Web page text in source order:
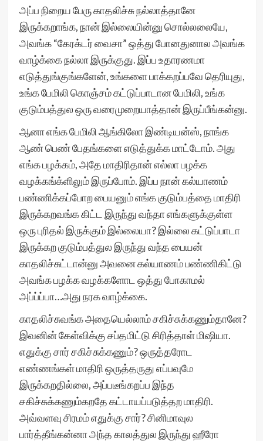
அப்ப நிறைய பேரு காதலிச்சு நல்லாத்தானே
இருக்கறாங்க, நான் இல்லையின்னு சொல்லலையே,
அவங்க “கேரக்டர் வைசா” ஒத்து போனதுனால அவங்க
வாழ்க்கை நல்லா இருக்குது. இப்ப உதாரணமா
எடுத்துங்குங்களேன், உங்களை பாக்கறப்பவே தெரியுது,
உங்க பேமிலி கொஞ்சம் கட்டுப்பாடான பேமிலி, உங்க
குடும்பத்துல ஒரு வரைமுறையாத்தான் இருப்பீங்கன்னு.
ஆனா எங்க பேமிலி ஆங்கிலோ இண்டியன்ஸ், நாங்க
ஆண் பெண் பேதங்களை எடுத்துக்க மாட்டோம். அது
எங்க பழக்கம், அதே மாதிரிதான் எல்லா பழக்க
வழக்கங்க்ளிலும் இருப்போம். இப்ப நான் கல்யாணம்
பண்ணிக்கப்போற பையனும் எங்க குடும்பத்தை மாதிரி
இருக்கறவங்க கிட்ட இருந்து வந்தா எங்களுக்குள்ள
ஒரு புரிதல் இருக்கும் இல்லையா? இல்லை கட்டுப்பாடா
இருக்கற குடும்பத்துல இருந்து வந்த பையன்
காதலிச்சுட்டான்னு அவனை கல்யாணம் பண்ணிகிட்டு
அவங்க பழக்க வழக்களோட ஒத்து போகாமல்
அப்ப்ப்பா…அது நரக வாழ்க்கை.
காதலிச்சுவங்க அதையெல்லாம் சகிச்சுக்கணும்தானே?
இவனின் கேள்விக்கு சப்தமிட்டு சிரித்தாள் மிஷியா.
எதுக்கு சார் சகிச்சுக்கணும்? ஒருத்தரோட
எண்ணங்கள் மாதிரி ஒருத்தருது எப்பவுமே
இருக்கறதில்லை, அப்படீங்கறப்ப இந்த
சகிச்சுக்கணும்கறதே கட்டாயப்படுத்தற மாதிரி.
அவ்வளவு சிரமம் எதுக்கு சார்? சினிமாவுல
பார்த்தீங்கன்னா அந்த காலத்துல இருந்து ஹீரோ